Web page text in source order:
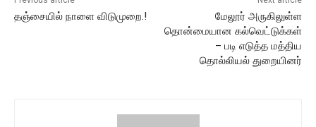
தஞ்சையில் நாளை விடுமுறை.!
மேலூர் அருகிலுள்ள
தொன்மையான கல்வெட்டுக்கள்
– படி எடுத்த மத்திய
தொல்லியல் துறையினர்